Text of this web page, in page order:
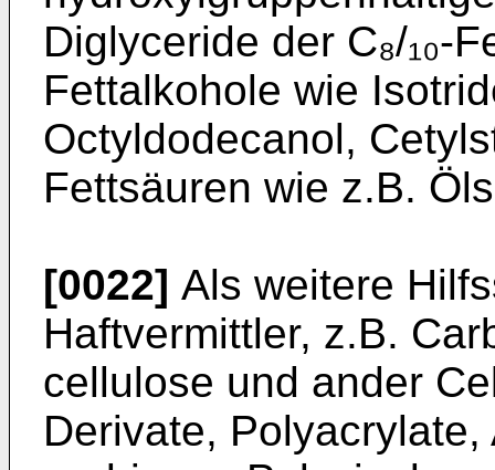
Diglyceride der C₈/₁₀-
Fettalkohole wie
Octyldodecanol,
Fettsäuren wie z.B.
[0022] Als weitere
Haftvermittler, z.B.
cellulose und ander
Derivate,